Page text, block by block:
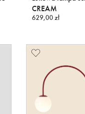
CREAM
629,00 zł